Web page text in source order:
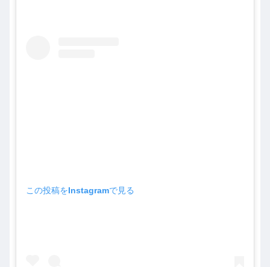
この投稿をInstagramで見る